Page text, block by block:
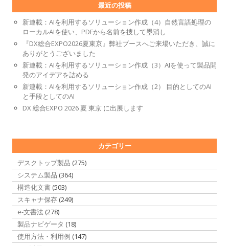
最近の投稿
新連載：AIを利用するソリューション作成（4）自然言語処理の
ローカルAIを使い、PDFから名前を捜して墨消し
『DX総合EXPO2026夏東京』弊社ブースへご来場いただき、誠に
ありがとうございました
新連載：AIを利用するソリューション作成（3）AIを使って製品開
発のアイデアを詰める
新連載：AIを利用するソリューション作成（2） 目的としてのAI
と手段としてのAI
DX 総合EXPO 2026 夏 東京 に出展します
カテゴリー
デスクトップ製品 (275)
システム製品 (364)
構造化文書 (503)
スキャナ保存 (249)
e-文書法 (278)
製品ナビゲータ (18)
使用方法・利用例 (147)